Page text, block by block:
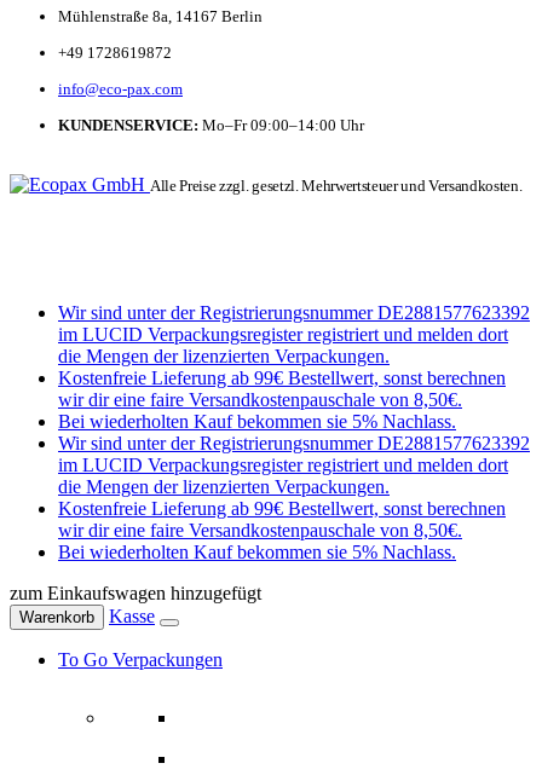
Mühlenstraße 8a, 14167 Berlin
+49 1728619872
info@eco-pax.com
KUNDENSERVICE: Mo–Fr 09:00–14:00 Uhr
Alle Preise zzgl. gesetzl. Mehrwertsteuer und Versandkosten.
Wir sind unter der Registrierungsnummer DE2881577623392
im LUCID Verpackungsregister registriert und melden dort
die Mengen der lizenzierten Verpackungen.
Kostenfreie Lieferung ab 99€ Bestellwert, sonst berechnen
wir dir eine faire Versandkostenpauschale von 8,50€.
Bei wiederholten Kauf bekommen sie 5% Nachlass.
Wir sind unter der Registrierungsnummer DE2881577623392
im LUCID Verpackungsregister registriert und melden dort
die Mengen der lizenzierten Verpackungen.
Kostenfreie Lieferung ab 99€ Bestellwert, sonst berechnen
wir dir eine faire Versandkostenpauschale von 8,50€.
Bei wiederholten Kauf bekommen sie 5% Nachlass.
zum Einkaufswagen hinzugefügt
Warenkorb Kasse
To Go Verpackungen